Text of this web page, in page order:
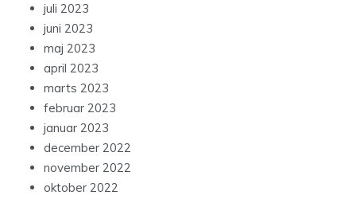
juli 2023
juni 2023
maj 2023
april 2023
marts 2023
februar 2023
januar 2023
december 2022
november 2022
oktober 2022